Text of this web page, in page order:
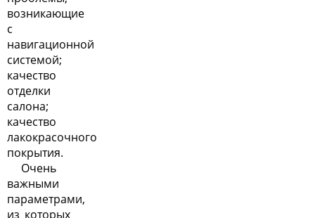
возникающие
с
навигационной
системой;
качество
отделки
салона;
качество
лакокрасочного
покрытия.
Очень
важными
параметрами,
из которых